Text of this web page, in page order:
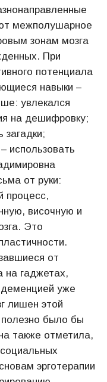
межполушарное
зонам мозга
При
потенциала
навыки –
увлекался
на дешифровку;
загадки;
использовать
от руки:
процесс,
височную и
Это
от
на гаджетах,
деменцией уже
лишен этой
было бы
также отметила,
эрготерапии